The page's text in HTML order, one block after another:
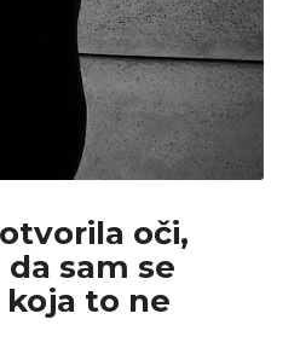
oči,
sam se
koja to ne